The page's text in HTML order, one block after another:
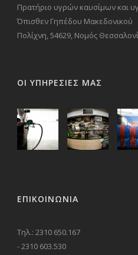
Πρατήριο υγρών καυσίμων και
Όπισθεν Γηπέδου Μακεδονικού
Πολίχνη, 54629, Νομός
ΟΙ ΥΠΗΡΕΣΙΕΣ ΜΑΣ
ΕΠΙΚΟΙΝΩΝΊΑ
Τηλ.: 2310 650.167
- 2310 603.530